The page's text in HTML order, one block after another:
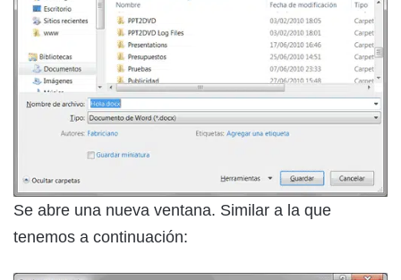
Se abre una nueva ventana. Similar a la que
tenemos a continuación: